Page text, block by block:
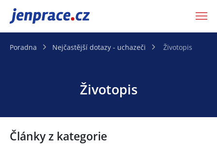
JenPráce.cz
Poradna Nejčastější dotazy - uchazeči Životopis
Životopis
Články z kategorie